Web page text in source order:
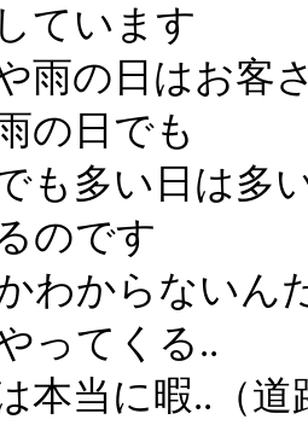
ています
雨の日はお客
の日でも
も多い日は多
のです
わからないん
ってくる..
本当に暇..（